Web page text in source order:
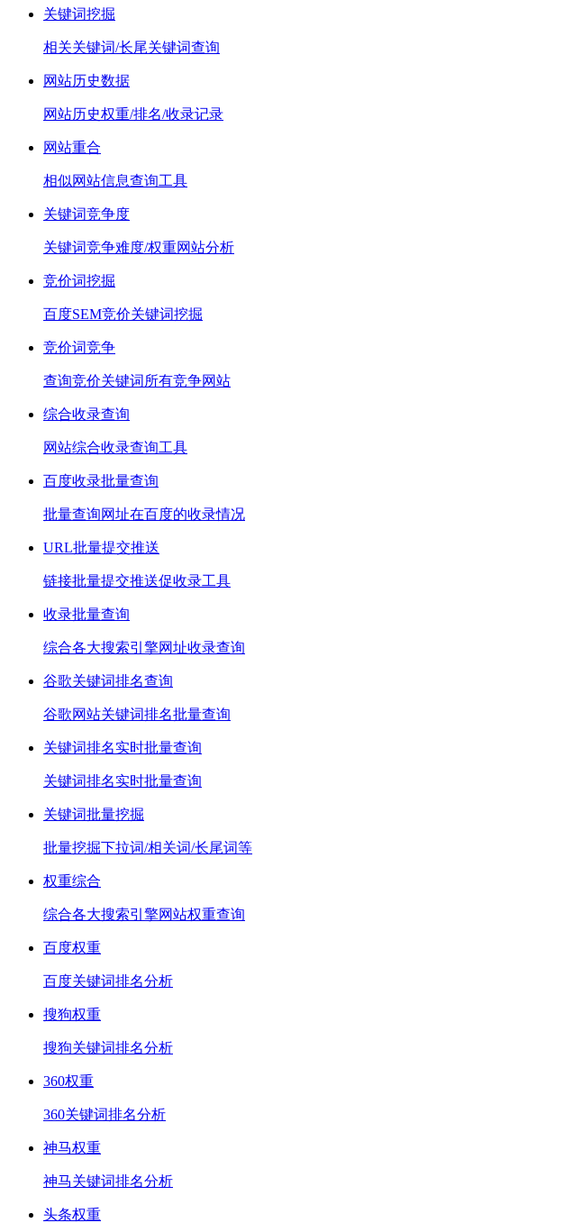
关键词挖掘
相关关键词/长尾关键词查询
网站历史数据
网站历史权重/排名/收录记录
网站重合
相似网站信息查询工具
关键词竞争度
关键词竞争难度/权重网站分析
竞价词挖掘
百度SEM竞价关键词挖掘
竞价词竞争
查询竞价关键词所有竞争网站
综合收录查询
网站综合收录查询工具
百度收录批量查询
批量查询网址在百度的收录情况
URL批量提交推送
链接批量提交推送促收录工具
收录批量查询
综合各大搜索引擎网址收录查询
谷歌关键词排名查询
谷歌网站关键词排名批量查询
关键词排名实时批量查询
关键词排名实时批量查询
关键词批量挖掘
批量挖掘下拉词/相关词/长尾词等
权重综合
综合各大搜索引擎网站权重查询
百度权重
百度关键词排名分析
搜狗权重
搜狗关键词排名分析
360权重
360关键词排名分析
神马权重
神马关键词排名分析
头条权重